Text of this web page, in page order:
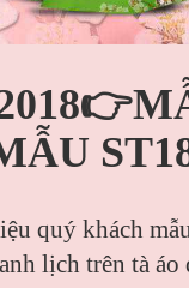
quý khách
lịch trên tà